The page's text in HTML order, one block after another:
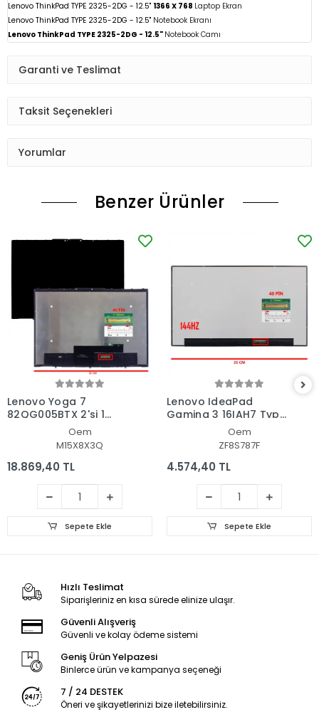
Lenovo ThinkPad TYPE 2325-2DG - 12.5" 1366 X 768 Laptop Ekran
Lenovo ThinkPad TYPE 2325-2DG - 12.5" Notebook Ekranı
Lenovo ThinkPad TYPE 2325-2DG - 12.5" Notebook Camı
Garanti ve Teslimat
Taksit Seçenekleri
Yorumlar
Benzer Ürünler
Lenovo Yoga 7
82QG005BTX 2'si 1
Arada Dokunmatik +
Led Ekran Panel Set
Oem
M15X8X3Q
18.869,40 TL
Sepete Ekle
Lenovo IdeaPad
Gaming 3 16IAH7 Type
82SA Lcd Led Ekran -
Oem
ZF8S787F
4.574,40 TL
Sepete Ekle
Hızlı Teslimat
Siparişleriniz en kısa sürede elinize ulaşır.
Güvenli Alışveriş
Güvenli ve kolay ödeme sistemi
Geniş Ürün Yelpazesi
Binlerce ürün ve kampanya seçeneği
7 / 24 DESTEK
Öneri ve şikayetlerinizi bize iletebilirsiniz.